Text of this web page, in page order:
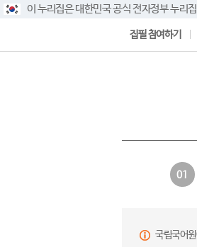
이 누리집은 대한민국 공식 전자정부 누리
집필 참여하기
01
국립국어